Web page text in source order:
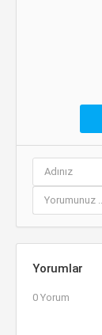
Yorumlar
0 Yorum